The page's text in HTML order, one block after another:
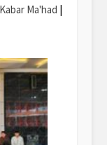
Kabar Ma'had |